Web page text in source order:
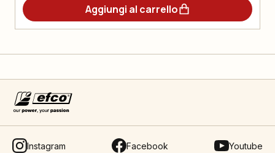
Aggiungi al carrello
Instagram Facebook Youtube